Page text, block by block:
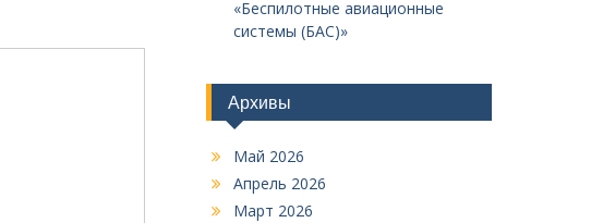
«Беспилотные авиационные
системы (БАС)»
Архивы
Май 2026
Апрель 2026
Март 2026